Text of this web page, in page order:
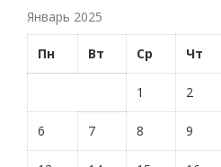
Январь 2025
Пн Вт Ср Чт
1 2
6 7 8 9